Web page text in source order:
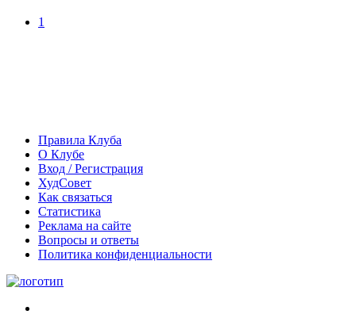
1
Правила Клуба
О Клубе
Вход / Регистрация
ХудСовет
Как связаться
Статистика
Реклама на сайте
Вопросы и ответы
Политика конфиденциальности